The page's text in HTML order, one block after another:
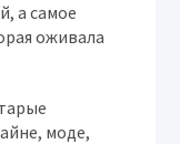
а самое
оживала
моде,